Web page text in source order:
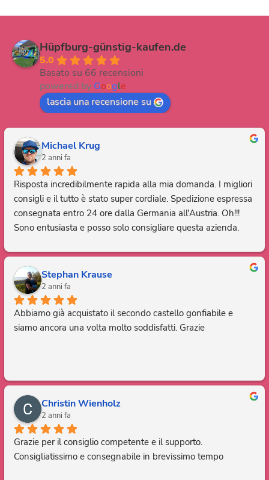
Hüpfburg-günstig-kaufen.de
5.0
Basato su 66 recensioni
powered by Google
lascia una recensione su
Michael Krug
2 anni fa
Risposta incredibilmente rapida alla mia domanda. I migliori
consigli e il tutto è stato super cordiale. Spedizione espressa
consegnata entro 24 ore dalla Germania all'Austria. Oh!!!
Sono entusiasta e posso solo consigliare questa azienda.
Stephan Krause
2 anni fa
Abbiamo già acquistato il secondo castello gonfiabile e
siamo ancora una volta molto soddisfatti. Grazie
Christin Wienholz
2 anni fa
Grazie per il consiglio competente e il supporto.
Consigliatissimo e consegnabile in brevissimo tempo